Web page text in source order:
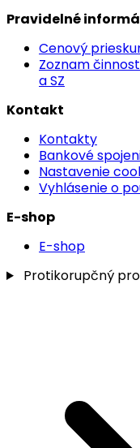
Pravidelné
Cenový
Zoznam
a SZ
Kontakt
Kontakty
Bankové
Nastavenie
Vyhlásenie o
E-shop
E-shop
Protikorupčný